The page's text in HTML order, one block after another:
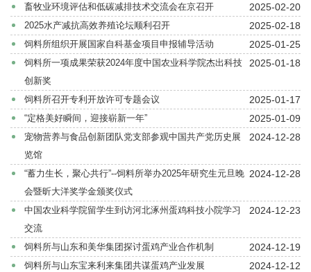
团
科
2025-02-20
畜牧业环境评估和低碳减排技术交流会在京召开
2025-02-18
2025水产减抗高效养殖论坛顺利召开
2025-01-25
饲料所组织开展国家自科基金项目申报辅导活动
2025-01-18
饲料所一项成果荣获2024年度中国农业科学院杰出科技
创新奖
2025-01-17
饲料所召开专利开放许可专题会议
2025-01-09
“定格美好瞬间，迎接崭新一年”
2024-12-28
宠物营养与食品创新团队党支部参观中国共产党历史展
览馆
2024-12-28
“蓄力生长，聚心共行”--饲料所举办2025年研究生元旦晚
会暨昕大洋奖学金颁奖仪式
2024-12-23
中国农业科学院留学生到访河北涿州蛋鸡科技小院学习
交流
2024-12-19
饲料所与山东和美华集团探讨蛋鸡产业合作机制
2024-12-12
饲料所与山东宝来利来集团共谋蛋鸡产业发展